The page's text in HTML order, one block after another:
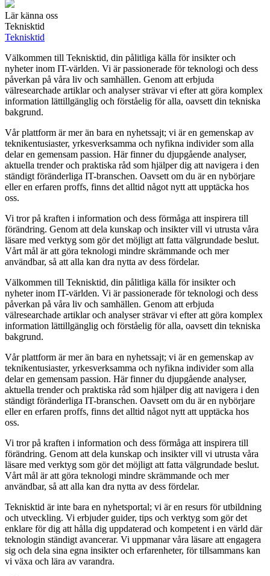
Lär känna oss
Teknisktid
Teknisktid
Välkommen till Teknisktid, din pålitliga källa för insikter och
nyheter inom IT-världen. Vi är passionerade för teknologi och dess
påverkan på våra liv och samhällen. Genom att erbjuda
välresearchade artiklar och analyser strävar vi efter att göra komplex
information lättillgänglig och förståelig för alla, oavsett din tekniska
bakgrund.
Vår plattform är mer än bara en nyhetssajt; vi är en gemenskap av
teknikentusiaster, yrkesverksamma och nyfikna individer som alla
delar en gemensam passion. Här finner du djupgående analyser,
aktuella trender och praktiska råd som hjälper dig att navigera i den
ständigt föränderliga IT-branschen. Oavsett om du är en nybörjare
eller en erfaren proffs, finns det alltid något nytt att upptäcka hos
oss.
Vi tror på kraften i information och dess förmåga att inspirera till
förändring. Genom att dela kunskap och insikter vill vi utrusta våra
läsare med verktyg som gör det möjligt att fatta välgrundade beslut.
Vårt mål är att göra teknologi mindre skrämmande och mer
användbar, så att alla kan dra nytta av dess fördelar.
Välkommen till Teknisktid, din pålitliga källa för insikter och
nyheter inom IT-världen. Vi är passionerade för teknologi och dess
påverkan på våra liv och samhällen. Genom att erbjuda
välresearchade artiklar och analyser strävar vi efter att göra komplex
information lättillgänglig och förståelig för alla, oavsett din tekniska
bakgrund.
Vår plattform är mer än bara en nyhetssajt; vi är en gemenskap av
teknikentusiaster, yrkesverksamma och nyfikna individer som alla
delar en gemensam passion. Här finner du djupgående analyser,
aktuella trender och praktiska råd som hjälper dig att navigera i den
ständigt föränderliga IT-branschen. Oavsett om du är en nybörjare
eller en erfaren proffs, finns det alltid något nytt att upptäcka hos
oss.
Vi tror på kraften i information och dess förmåga att inspirera till
förändring. Genom att dela kunskap och insikter vill vi utrusta våra
läsare med verktyg som gör det möjligt att fatta välgrundade beslut.
Vårt mål är att göra teknologi mindre skrämmande och mer
användbar, så att alla kan dra nytta av dess fördelar.
Teknisktid är inte bara en nyhetsportal; vi är en resurs för utbildning
och utveckling. Vi erbjuder guider, tips och verktyg som gör det
enklare för dig att hålla dig uppdaterad och kompetent i en värld där
teknologin ständigt avancerar. Vi uppmanar våra läsare att engagera
sig och dela sina egna insikter och erfarenheter, för tillsammans kan
vi växa och lära av varandra.